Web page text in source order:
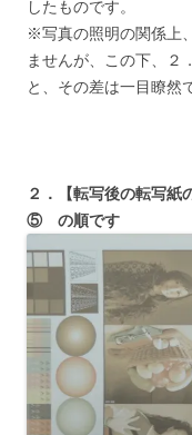
したものです。
※写真の照明の関係上
ませんが、この下、２
と、その差は一目瞭然
２．【転写後の転
⑤ の順です